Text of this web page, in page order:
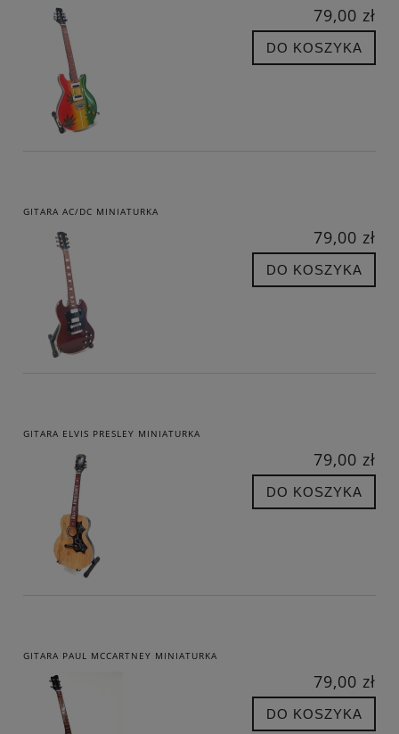
79,00 zł
DO KOSZYKA
GITARA AC/DC MINIATURKA
79,00 zł
DO KOSZYKA
GITARA ELVIS PRESLEY MINIATURKA
79,00 zł
DO KOSZYKA
GITARA PAUL MCCARTNEY MINIATURKA
79,00 zł
DO KOSZYKA